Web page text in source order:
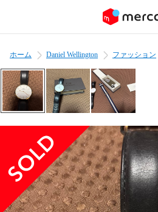
ホーム Daniel Wellington ファッション